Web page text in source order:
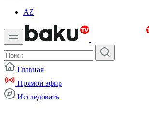
AZ
Главная
Прямой эфир
Исследовать